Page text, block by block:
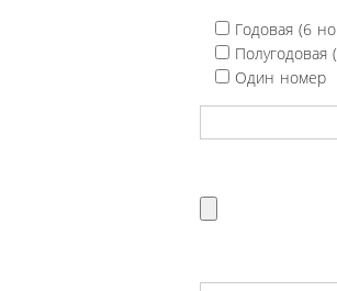
Годовая (6
Полугодовая
Один номер